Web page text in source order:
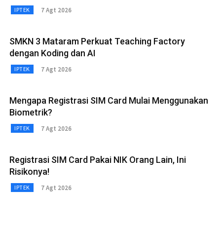
IPTEK 7 Agt 2026
SMKN 3 Mataram Perkuat Teaching Factory
dengan Koding dan AI
IPTEK 7 Agt 2026
Mengapa Registrasi SIM Card Mulai Menggunakan
Biometrik?
IPTEK 7 Agt 2026
Registrasi SIM Card Pakai NIK Orang Lain, Ini
Risikonya!
IPTEK 7 Agt 2026